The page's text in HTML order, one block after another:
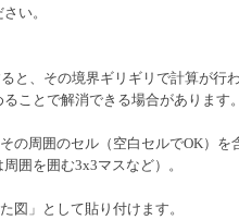
い。
と、その境界ギリギリで計算が行
ことで解消できる場合があります
の周囲のセル（空白セルでOK）
囲を囲む3x3マスなど）。
図」として貼り付けます。